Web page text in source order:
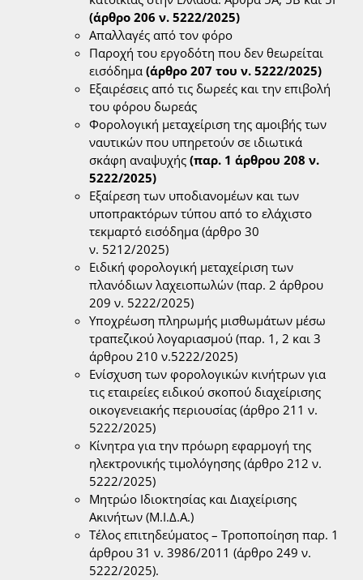
(άρθρο 206 ν. 5222/2025)
Απαλλαγές από τον φόρο
Παροχή του εργοδότη που δεν θεωρείται
εισόδημα (άρθρο 207 του ν. 5222/2025)
Εξαιρέσεις από τις δωρεές και την επιβολή
του φόρου δωρεάς
Φορολογική μεταχείριση της αμοιβής των
ναυτικών που υπηρετούν σε ιδιωτικά
σκάφη αναψυχής (παρ. 1 άρθρου 208 ν.
5222/2025)
Εξαίρεση των υποδιανομέων και των
υποπρακτόρων τύπου από το ελάχιστο
τεκμαρτό εισόδημα (άρθρο 30
ν. 5212/2025)
Ειδική φορολογική μεταχείριση των
πλανόδιων λαχειοπωλών (παρ. 2 άρθρου
209 ν. 5222/2025)
Υποχρέωση πληρωμής μισθωμάτων μέσω
τραπεζικού λογαριασμού (παρ. 1, 2 και 3
άρθρου 210 ν.5222/2025)
Ενίσχυση των φορολογικών κινήτρων για
τις εταιρείες ειδικού σκοπού διαχείρισης
οικογενειακής περιουσίας (άρθρο 211 ν.
5222/2025)
Κίνητρα για την πρόωρη εφαρμογή της
ηλεκτρονικής τιμολόγησης (άρθρο 212 ν.
5222/2025)
Μητρώο Ιδιοκτησίας και Διαχείρισης
Ακινήτων (Μ.Ι.Δ.Α.)
Τέλος επιτηδεύματος – Τροποποίηση παρ. 1
άρθρου 31 ν. 3986/2011 (άρθρο 249 ν.
5222/2025).